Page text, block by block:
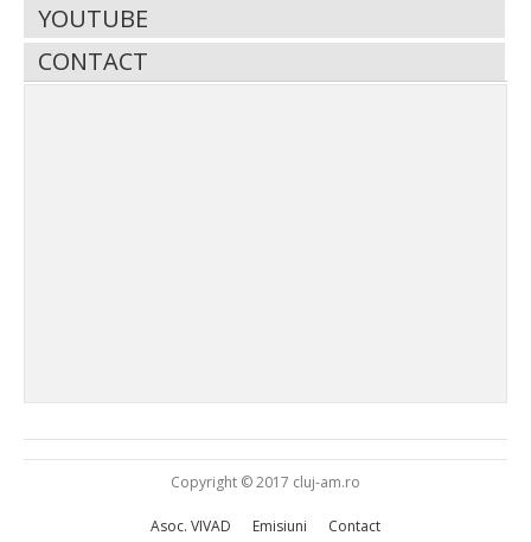
YOUTUBE
CONTACT
Copyright © 2017 cluj-am.ro
Asoc. VIVAD Emisiuni Contact